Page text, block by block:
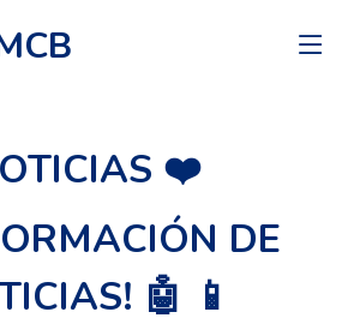
❤️
DE
🤖 📱